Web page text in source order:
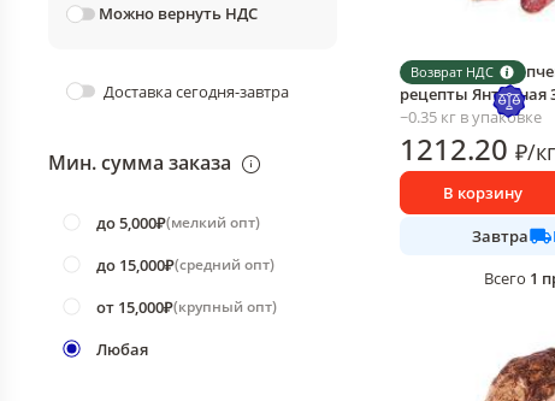
Можно вернуть НДС
Доставка сегодня-завтра
Мин. сумма заказа
до 5,000₽(мелкий опт)
до 15,000₽(средний опт)
от 15,000₽(крупный опт)
Любая
Возврат НДС
Колбаса
рецепты Янтарная
~0.35 кг в упаковке
1212.20 ₽/кг
В корзину
Завтра
Всего 1